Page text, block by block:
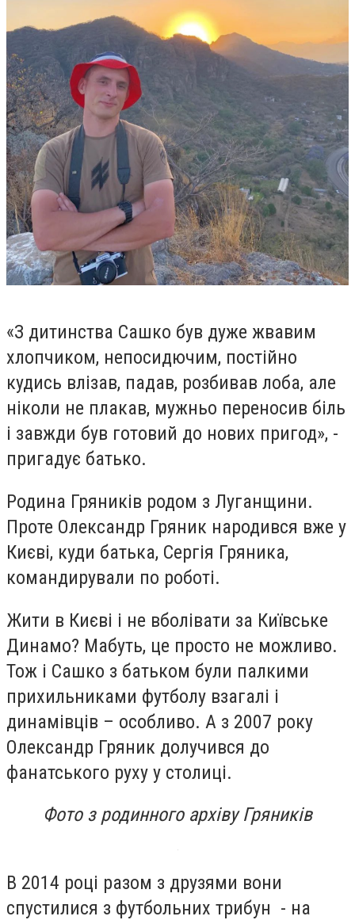
«З дитинства Сашко був дуже жвавим
хлопчиком, непосидючим, постійно
кудись влізав, падав, розбивав лоба, але
ніколи не плакав, мужньо переносив біль
і завжди був готовий до нових пригод», -
пригадує батько.
Родина Гряників родом з Луганщини.
Проте Олександр Гряник народився вже у
Києві, куди батька, Сергія Гряника,
командирували по роботі.
Жити в Києві і не вболівати за Київське
Динамо? Мабуть, це просто не можливо.
Тож і Сашко з батьком були палкими
прихильниками футболу взагалі і
динамівців – особливо. А з 2007 року
Олександр Гряник долучився до
фанатського руху у столиці.
Фото з родинного архіву Гряників
В 2014 році разом з друзями вони
спустилися з футбольних трибун - на